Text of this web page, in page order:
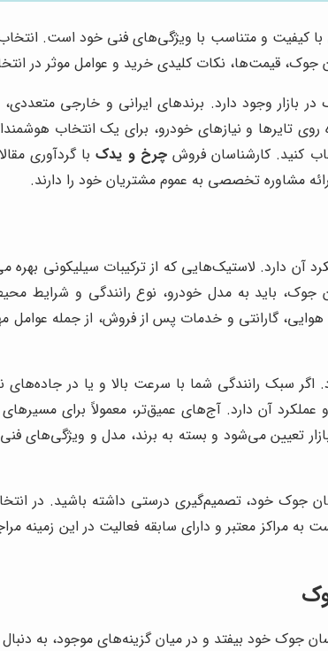
با کیفیت و متناسب با ویژگی‌های فنی خود است.
قیمت‌ها، نکات کلیدی خرید و عوامل موثر در
در بازار وجود دارد. برندهای ایرانی و خارجی
تایرها و نیازهای خودرو، برای یک انتخاب
کنید. کارشناسان فروشچرخ و یدکبا گردآوری
مشاوره تخصصی به عموم مشتریان خود را دارند.
آن دارد. لاستیک‌هایی که از ترکیبات سیلیکونی
باید به مدل خودرو، نوع رانندگی و شرایط
گارانتی و خدمات پس از فروش، از جمله عوامل
اگر سبک رانندگی شما با سرعت بالا و یا در
آن دارد. آج‌های عمیق‌تر، معمولاً برای
می‌شود و بسته به برند، مدل و ویژگی‌های فنی،
جوک خود، تصمیم‌گیری درستی داشته باشید. در
مراکز معتبر و دارای سابقه فعالیت در این زمینه
جوک خود بیفتد و در میان گزینه‌های موجود، به